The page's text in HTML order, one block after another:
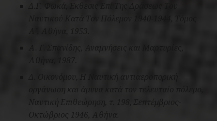
Α. Γ. Σπανίδης,
Αναμνήσεις και Μαρτυρίες
Δ. Οικονόμου, Η Ναυτική αντιαεροπορική
οργάνωση και άμυνα κατά τον τελευταίο πόλεμο,
Ναυτική Επιθεώρηση, τ. 198, Σεπτέμβριος-
Οκτώβριος 1946, Αθήνα.